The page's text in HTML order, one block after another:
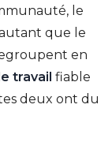
le
que le
en
travail fiable
deux ont du